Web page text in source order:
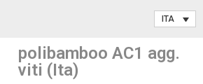
polibamboo AC1 agg.
viti (Ita)